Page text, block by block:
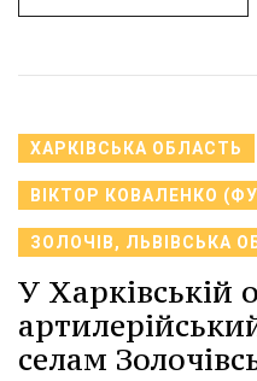
ХАРКІВСЬКА ОБЛАСТЬ
ВІКТОР КОВАЛЕНКО
ЗОЛОЧІВ, ЛЬВІВСЬКА
У Харківській
селам